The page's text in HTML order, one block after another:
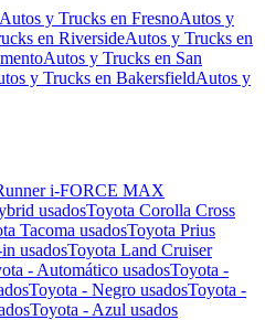
Autos y Trucks en FresnoAutos y
en RiversideAutos y Trucks en
Autos y Trucks en San
y Trucks en BakersfieldAutos y
i-FORCE MAX
usadosToyota Corolla Cross
Tacoma usadosToyota Prius
usadosToyota Land Cruiser
- Automático usadosToyota -
Toyota - Negro usadosToyota -
Toyota - Azul usados